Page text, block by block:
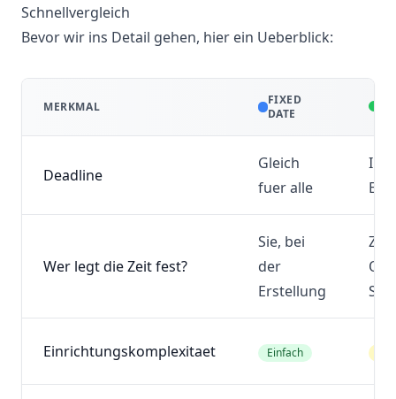
Schnellvergleich
Bevor wir ins Detail gehen, hier ein Ueberblick:
MERKMAL
FIXED
DATE
Deadline
Gleich
fuer alle
Wer legt die Zeit fest?
Sie, bei
der
Erstellung
Einrichtungskomplexitaet Einfach